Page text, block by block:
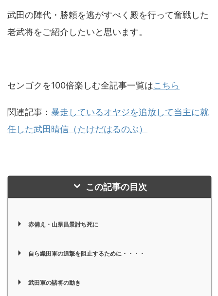
武田の陣代・勝頼を逃がすべく殿を行って奮戦した
老武将をご紹介したいと思います。
センゴクを100倍楽しむ全記事一覧はこちら
関連記事： 暴走しているオヤジを追放して当主に就
任した武田晴信（たけだはるのぶ）
この記事の目次
赤備え・山県昌景討ち死に
自ら織田軍の追撃を阻止するために・・・・
武田軍の諸将の動き